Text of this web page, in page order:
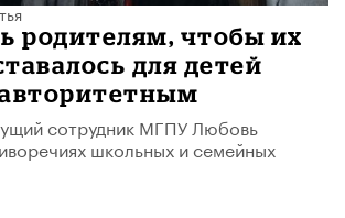
родителям, чтобы их
для детей
сотрудник МГПУ Любовь
школьных и семейных